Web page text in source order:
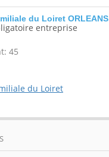
du Loiret ORLEANS
entreprise
45
du Loiret